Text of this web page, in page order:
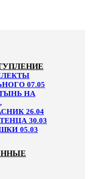
07.05
НА
26.04
30.03
05.03